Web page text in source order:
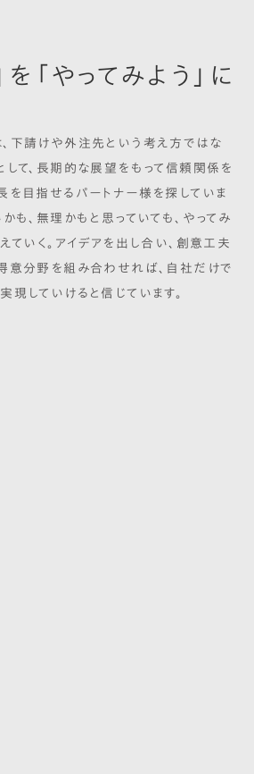
を「やってみよう」に
下請けや外注先という考え方ではな
して、長期的な展望をもって信頼関係を
を目指せるパートナー様を探していま
も、無理かもと思っていても、やってみ
ていく。アイデアを出し合い、創意工夫
意分野を組み合わせれば、自社だけで
現していけると信じています。